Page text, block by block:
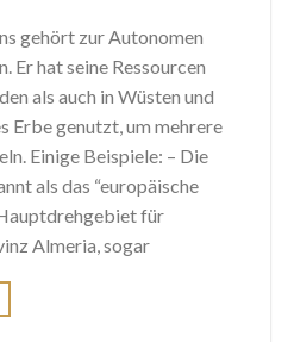
gehört zur Autonomen
Er hat seine Ressourcen
als auch in Wüsten und
Erbe genutzt, um mehrere
Einige Beispiele: – Die
als das “europäische
für
Almeria, sogar